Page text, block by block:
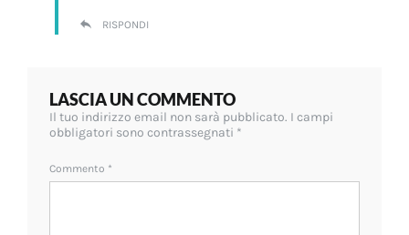
RISPONDI
LASCIA UN COMMENTO
Il tuo indirizzo email non sarà pubblicato. I campi
obbligatori sono contrassegnati *
Commento *